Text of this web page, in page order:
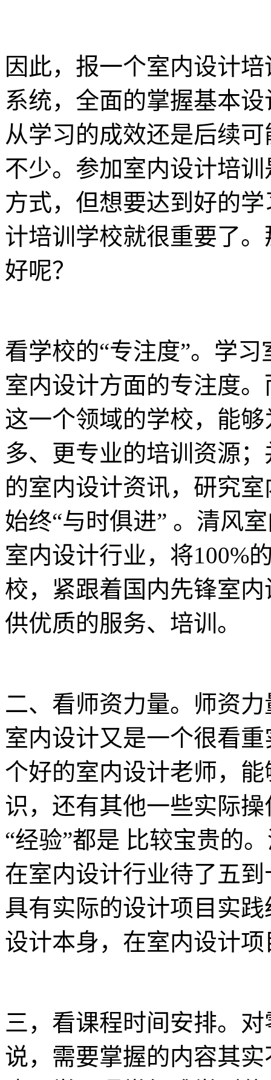
因此，报一个室内设计
系统，全面的掌握基本
从学习的成效还是后续
不少。参加室内设计培
方式，但想要达到好的
计培训学校就很重要了
好呢？
看学校的“专注度”。学
室内设计方面的专注度
这一个领域的学校，能
多、更专业的培训资源
的室内设计资讯，研究
始终“与时俱进” 。清风
室内设计行业，将100%
校，紧跟着国内先锋室
供优质的服务、培训。
二、看师资力量。师资
室内设计又是一个很看
个好的室内设计老师，
识，还有其他一些实际
“经验”都是 比较宝贵的
在室内设计行业待了五
具有实际的设计项目实
设计本身，在室内设计
三，看课程时间安排。
说，需要掌握的内容其